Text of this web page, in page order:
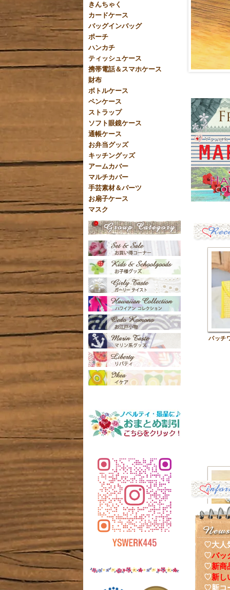
パッチ
ーポー
♡大人
♡バッ
♡新商
♡新し
♡新コ
きんちゃく
カードケース
バッグインバッグ
ポーチ
ハンカチ
ティッシュケース
携帯電話＆スマホケース
財布
ボトルケース
ペンケース
ストラップ
ソフト眼鏡ケース
通帳ケース
お弁当グッズ
キッチングッズ
アームカバー
マルチカバー
手芸素材＆パーツ
お扇子ケース
マスク